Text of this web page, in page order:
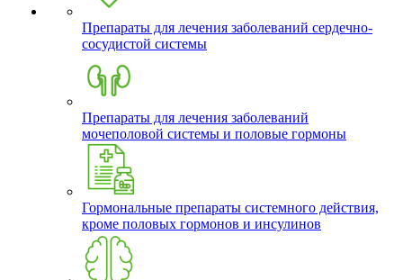
Препараты для лечения заболеваний сердечно-
сосудистой системы
Препараты для лечения заболеваний
мочеполовой системы и половые гормоны
Гормональные препараты системного действия,
кроме половых гормонов и инсулинов